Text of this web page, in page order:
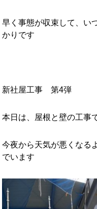
早く事態が収束して、い
かりです
新社屋工事 第4弾
本日は、屋根と壁の工事
今夜から天気が悪くなる
でいます